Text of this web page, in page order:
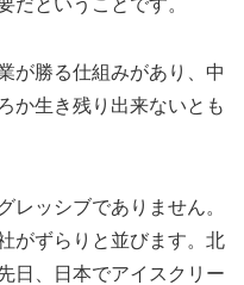
だということです。
が勝る仕組みがあり、中
か生き残り出来ないとも
レッシブでありません。
がずらりと並びます。北
日、日本でアイスクリー